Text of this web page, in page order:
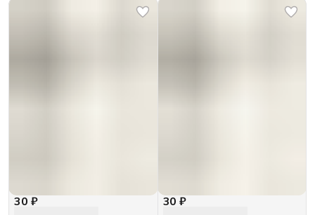
30 ₽ 30 ₽